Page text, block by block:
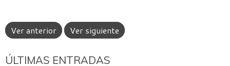
Ver anterior Ver siguiente
ÚLTIMAS ENTRADAS